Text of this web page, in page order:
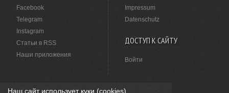
Наш сайт использует куки (cookies).
Facebook
Telegram
Instagram
Статьи в RSS
Наши приложения
Impressum
Datenschutz
ДОСТУП К САЙТУ
Войти